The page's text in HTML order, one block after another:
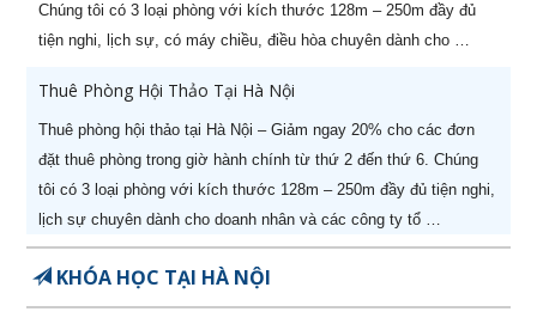
Chúng tôi có 3 loại phòng với kích thước 128m – 250m đầy đủ
tiện nghi, lịch sự, có máy chiều, điều hòa chuyên dành cho …
Thuê Phòng Hội Thảo Tại Hà Nội
Thuê phòng hội thảo tại Hà Nội – Giảm ngay 20% cho các đơn
đặt thuê phòng trong giờ hành chính từ thứ 2 đến thứ 6. Chúng
tôi có 3 loại phòng với kích thước 128m – 250m đầy đủ tiện nghi,
lịch sự chuyên dành cho doanh nhân và các công ty tổ …
KHÓA HỌC TẠI HÀ NỘI
HOT KHAI GIẢNG THÁNG 08
STT Tên khóa học